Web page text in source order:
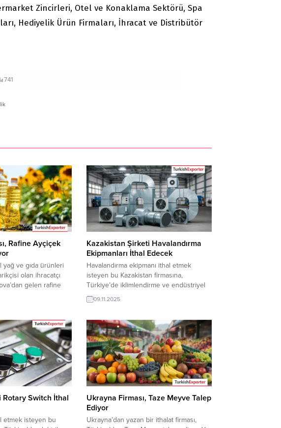
Zincirleri, Otel ve Konaklama Sektörü, Spa
Hediyelik Ürün Firmaları, İhracat ve Distribütör
741
Rafine Ayçiçek
yağ ve gıda ürünleri
olan ihracatçı
gelen rafine
talebi yeni bir ihracat
Bu alım ilanının
üyeleri ile TE kredi
➤
buradan
Yemeklik Yağlar İthalat
Kazakistan Şirketi Havalandırma
Ekipmanları İthal Edecek
Havalandırma ekipmanı ithal etmek
isteyen bu Kazakistan firmasına,
Türkiye’de iklimlendirme ve endüstriyel
ekipman ile havalandırma ekipmanı
üreticisi veya tedarikçisi olan ihracatçı
pazarı fırsatı olan bu alım ilanının iletişim
bilgilerine TurkishExporter VIP üyeleri ile
TE üyelik kredisi sahibi ihracat şirketleri
erişebilmektedir. ➤ Bu ithalat alım...
09.11.2025
Switch İthal
etmek isteyen bu
Ukrayna Firması, Taze Meyve Talep
Ediyor
Ukrayna’dan yazan bir ithalat firması,